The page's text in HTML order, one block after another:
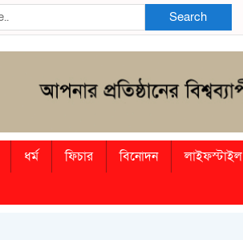
Search
ধর্ম ফিচার বিনোদন লাইফস্টাইল